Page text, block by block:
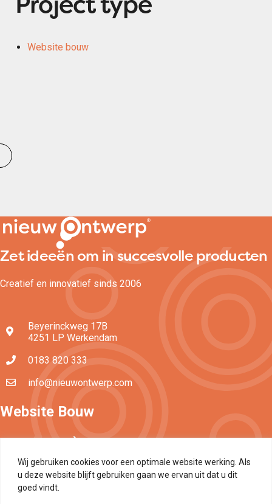
Wij gebruiken cookies voor een optimale website werking. Als
u deze website blijft gebruiken gaan we ervan uit dat u dit
goed vindt.
Website bouw
Zet ideeën om in succesvolle producten
Creatief en innovatief sinds 2006
Beyerinckweg 17B
4251 LP Werkendam
0183 820 333
info@nieuwontwerp.com
Website Bouw
Onze projectenarrow_forward
Grafisch ontwerpenarrow_forward
Technisch realiseren arrow_forward